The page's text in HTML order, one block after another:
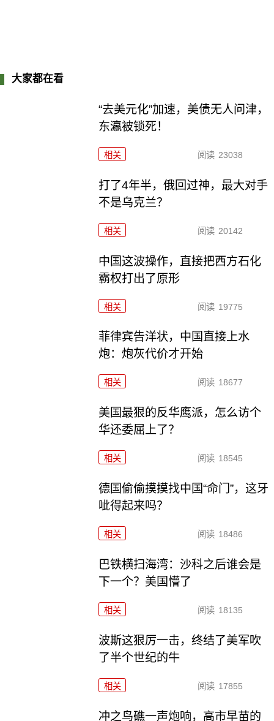
大家都在看
“去美元化”加速，美债无人问津，
东瀛被锁死！
相关 阅读 23038
打了4年半，俄回过神，最大对手
不是乌克兰？
相关 阅读 20142
中国这波操作，直接把西方石化
霸权打出了原形
相关 阅读 19775
菲律宾告洋状，中国直接上水
炮：炮灰代价才开始
相关 阅读 18677
美国最狠的反华鹰派，怎么访个
华还委屈上了？
相关 阅读 18545
德国偷偷摸摸找中国“命门”，这牙
呲得起来吗？
相关 阅读 18486
巴铁横扫海湾：沙科之后谁会是
下一个？美国懵了
相关 阅读 18135
波斯这狠厉一击，终结了美军吹
了半个世纪的牛
相关 阅读 17855
冲之鸟礁一声炮响，高市早苗的